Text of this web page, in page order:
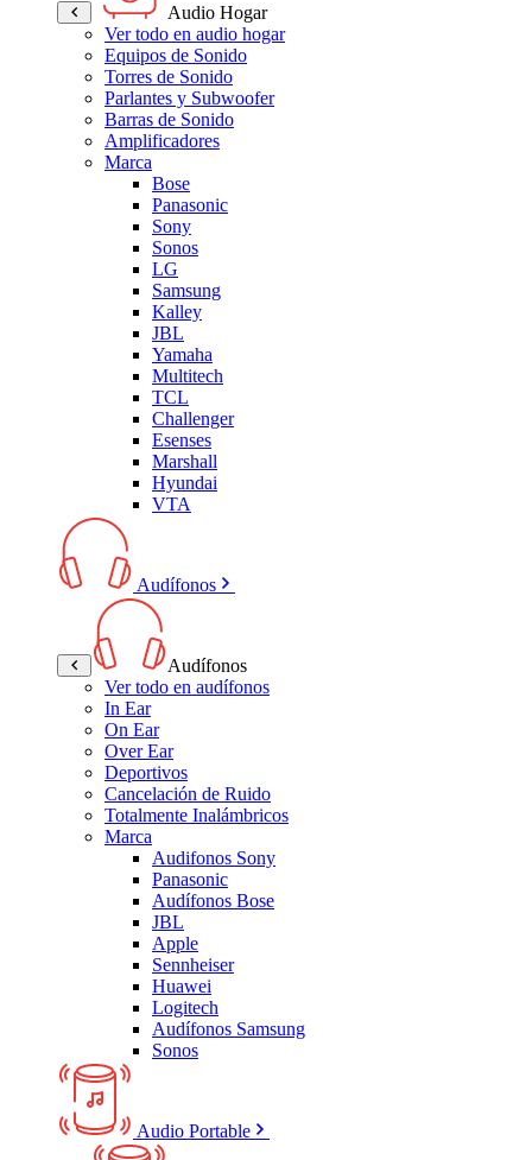
Audio Hogar
Ver todo en audio hogar
Equipos de Sonido
Torres de Sonido
Parlantes y Subwoofer
Barras de Sonido
Amplificadores
Marca
Bose
Panasonic
Sony
Sonos
LG
Samsung
Kalley
JBL
Yamaha
Multitech
TCL
Challenger
Esenses
Marshall
Hyundai
VTA
Audífonos
Audífonos
Ver todo en audífonos
In Ear
On Ear
Over Ear
Deportivos
Cancelación de Ruido
Totalmente Inalámbricos
Marca
Audifonos Sony
Panasonic
Audífonos Bose
JBL
Apple
Sennheiser
Huawei
Logitech
Audífonos Samsung
Sonos
Audio Portable